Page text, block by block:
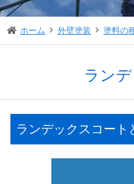
ホーム 外壁塗装 塗料の
ラン
ランデックスコート